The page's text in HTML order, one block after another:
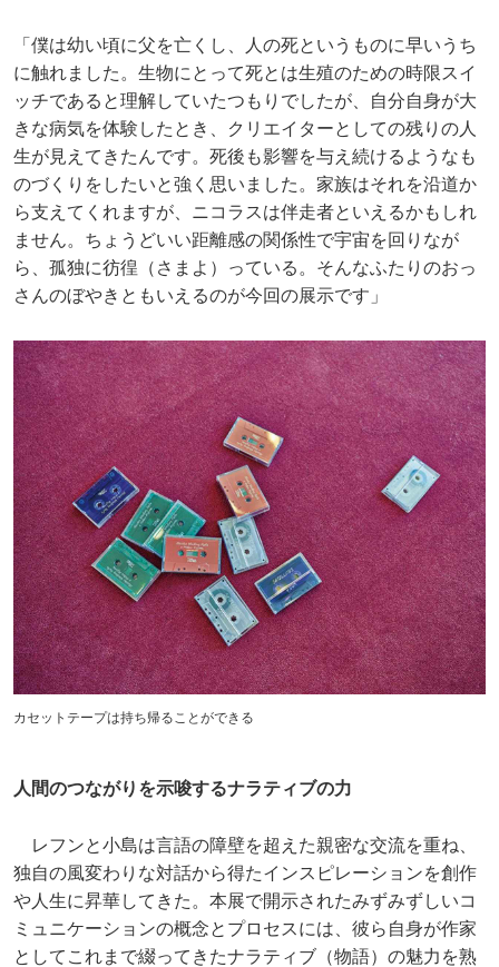
「僕は幼い頃に父を亡くし、人の死というものに早いうち
に触れました。生物にとって死とは生殖のための時限スイ
ッチであると理解していたつもりでしたが、自分自身が大
きな病気を体験したとき、クリエイターとしての残りの人
生が見えてきたんです。死後も影響を与え続けるようなも
のづくりをしたいと強く思いました。家族はそれを沿道か
ら支えてくれますが、ニコラスは伴走者といえるかもしれ
ません。ちょうどいい距離感の関係性で宇宙を回りなが
ら、孤独に彷徨（さまよ）っている。そんなふたりのおっ
さんのぼやきともいえるのが今回の展示です」
カセットテープは持ち帰ることができる
人間のつながりを示唆するナラティブの力
レフンと小島は言語の障壁を超えた親密な交流を重ね、
独自の風変わりな対話から得たインスピレーションを創作
や人生に昇華してきた。本展で開示されたみずみずしいコ
ミュニケーションの概念とプロセスには、彼ら自身が作家
としてこれまで綴ってきたナラティブ（物語）の魅力を熟